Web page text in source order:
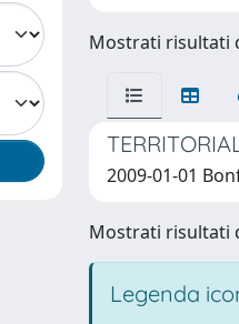
Mostrati risultati
2009-01-01
Mostrati risultati
Legenda